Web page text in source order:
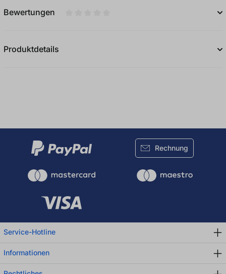
Bewertungen
Produktdetails
Rechnung
Service-Hotline
Informationen